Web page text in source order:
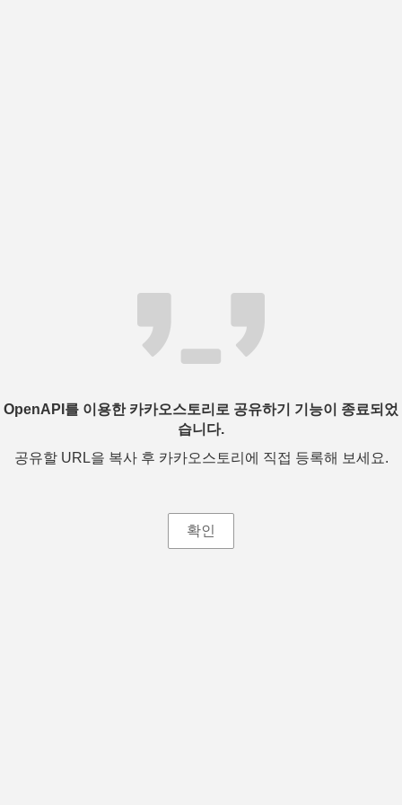
OpenAPI를 이용한 카카오스토리로 공유하기 기능이 종료되었
습니다.
공유할 URL을 복사 후 카카오스토리에 직접 등록해 보세요.
확인